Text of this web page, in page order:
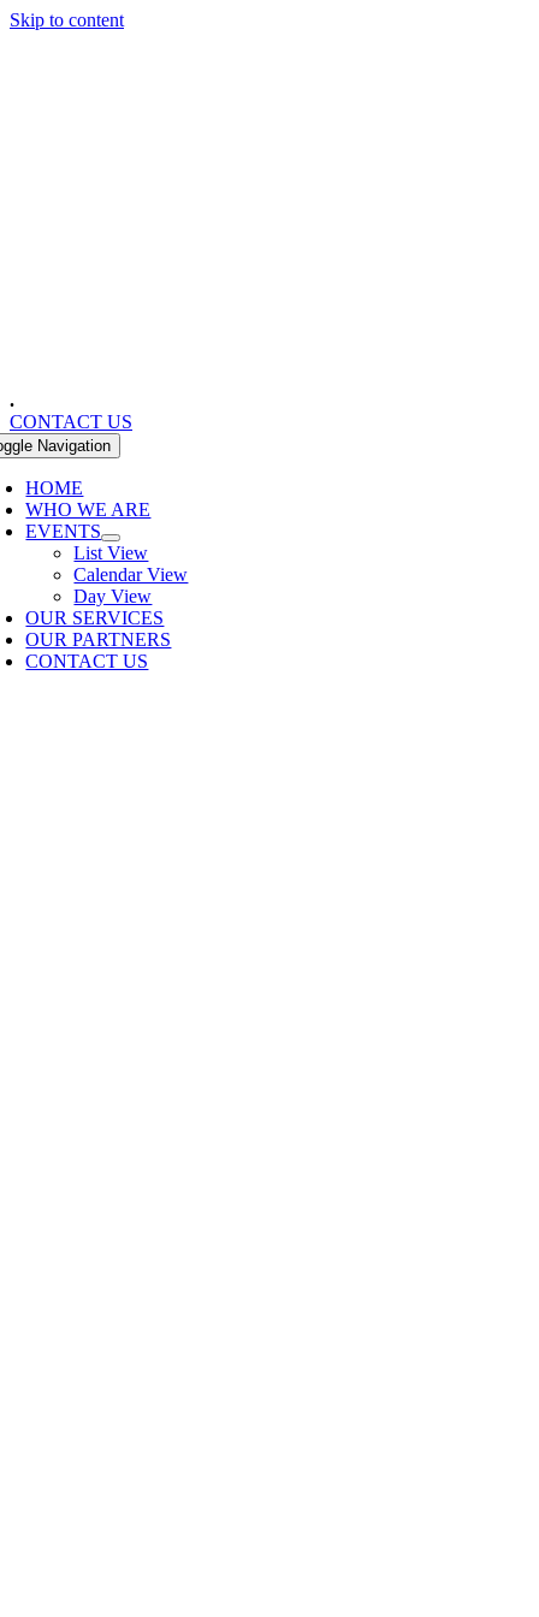
Skip to content
.
CONTACT US
Navigation
HOME
WHO WE ARE
EVENTS
List View
Calendar View
Day View
OUR SERVICES
OUR PARTNERS
CONTACT US